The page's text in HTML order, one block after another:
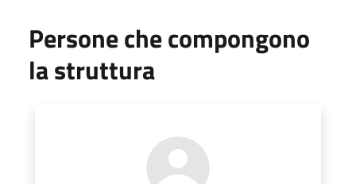
Persone che compongono
la struttura